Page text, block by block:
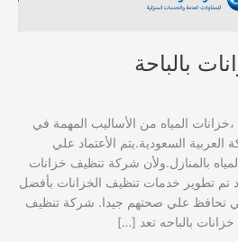
بالباحة
المياه من الأساليب المهمة في
العربية السعودية.يتم الأعتماد علي
بالمنازل.ولأن شركة تنظيف خزانات
قد تم تطوير خدمات تنظيف الخزانات بأفضل
تحافظ علي صحتهم جيدا. شركة تنظيف
بالباحه تعد […]